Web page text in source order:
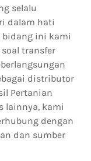
selalu
dalam hati
bidang ini kami
transfer
distributor
Pertanian
lainnya, kami
dengan
dan sumber